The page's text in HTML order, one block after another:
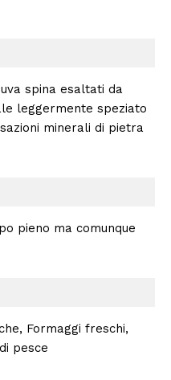
spina esaltati da
leggermente speziato
minerali di pietra
pieno ma comunque
Formaggi freschi,
pesce